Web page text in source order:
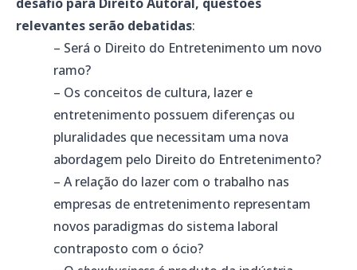
relevantes serão debatidas:
– Será o Direito do Entretenimento um novo
ramo?
– Os conceitos de cultura, lazer e
entretenimento possuem diferenças ou
pluralidades que necessitam uma nova
abordagem pelo Direito do Entretenimento?
– A relação do lazer com o trabalho nas
empresas de entretenimento representam
novos paradigmas do sistema laboral
contraposto com o ócio?